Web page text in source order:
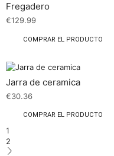
Fregadero
€129.99
COMPRAR EL PRODUCTO
Jarra de ceramica
€30.36
COMPRAR EL PRODUCTO
1
2